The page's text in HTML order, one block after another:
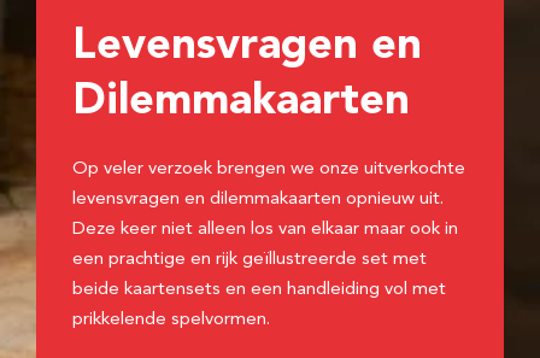
Levensvragen en
Dilemmakaarten
Op veler verzoek brengen we onze uitverkochte
levensvragen en dilemmakaarten opnieuw uit.
Deze keer niet alleen los van elkaar maar ook in
een prachtige en rijk geïllustreerde set met
beide kaartensets en een handleiding vol met
prikkelende spelvormen.